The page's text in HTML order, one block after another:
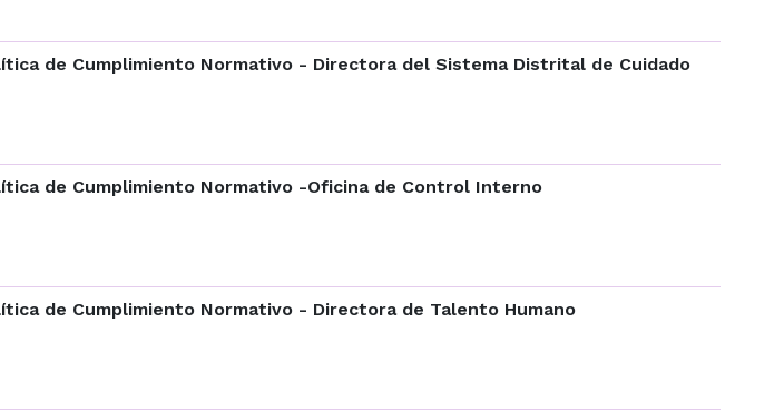
de Cumplimiento Normativo - Directora del Sistema Distrital de Cuidado
de Cumplimiento Normativo -Oficina de Control Interno
de Cumplimiento Normativo - Directora de Talento Humano